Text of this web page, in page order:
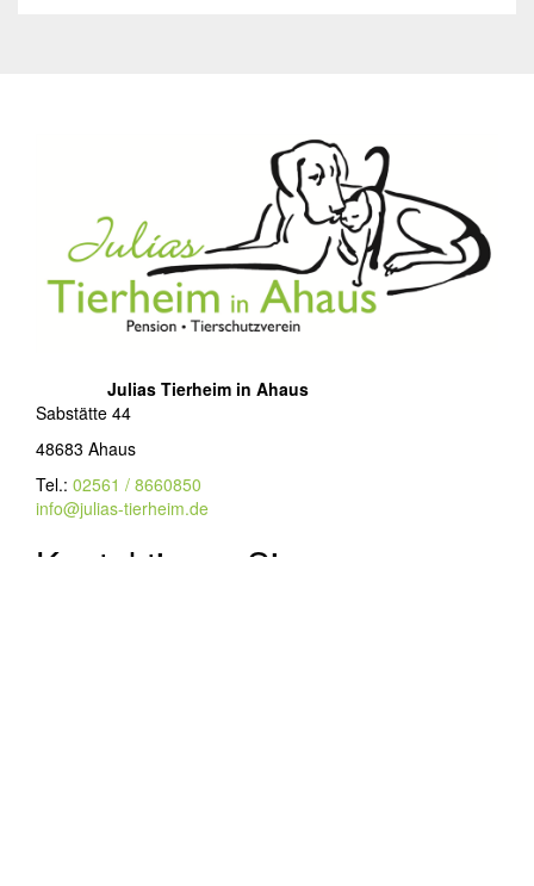
Julias Tierheim in Ahaus
Sabstätte 44
48683 Ahaus
Tel.: 02561 / 8660850
info@julias-tierheim.de
Kontaktieren Sie uns